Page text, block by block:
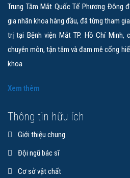
Trung Tâm Mắt Quốc Tế Phương Đông
gia nhãn khoa hàng đầu, đã từng tham
trị tại Bệnh viện Mắt TP. Hồ Chí Minh,
chuyên môn, tận tâm và đam mê cống
khoa
Xem thêm
Thông tin hữu ích
Giới thiệu chung
Đội ngũ bác sĩ
Cơ sở vật chất